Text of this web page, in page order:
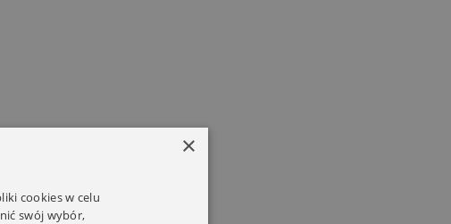
×
cookies w celu
swój wybór,